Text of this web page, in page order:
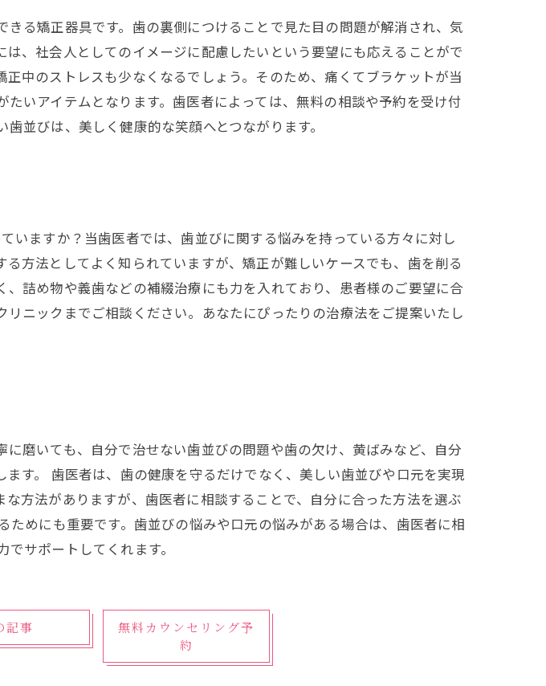
る矯正器具です。歯の裏側につけることで見た目の問題が解消され、気
、社会人としてのイメージに配慮したいという要望にも応えることがで
中のストレスも少なくなるでしょう。そのため、痛くてブラケットが当
いアイテムとなります。歯医者によっては、無料の相談や予約を受け付
並びは、美しく健康的な笑顔へとつながります。
いますか？当歯医者では、歯並びに関する悩みを持っている方々に対し
方法としてよく知られていますが、矯正が難しいケースでも、歯を削る
詰め物や義歯などの補綴治療にも力を入れており、患者様のご要望に合
ニックまでご相談ください。あなたにぴったりの治療法をご提案いたし
磨いても、自分で治せない歯並びの問題や歯の欠け、黄ばみなど、自分
す。 歯医者は、歯の健康を守るだけでなく、美しい歯並びや口元を実現
方法がありますが、歯医者に相談することで、自分に合った方法を選ぶ
めにも重要です。歯並びの悩みや口元の悩みがある場合は、歯医者に相
サポートしてくれます。
記事
無料カウンセリング予
約